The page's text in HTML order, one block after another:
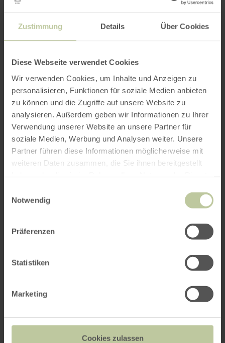
Zustimmung Details Über Cookies
Diese Webseite verwendet Cookies
Wir verwenden Cookies, um Inhalte und Anzeigen zu
personalisieren, Funktionen für soziale Medien anbieten
zu können und die Zugriffe auf unsere Website zu
analysieren. Außerdem geben wir Informationen zu Ihrer
Verwendung unserer Website an unsere Partner für
soziale Medien, Werbung und Analysen weiter. Unsere
Partner führen diese Informationen möglicherweise mit
weiteren Daten zusammen, die Sie ihnen bereitgestellt
Notwendig
Präferenzen
Statistiken
Marketing
Cookies zulassen
www.kölnticket.de
www.ticket-regional.de
info@monschau-festival.de
Parkmöglichkeiten
auf allen öffentlichen Parkplätzen in Monschau
Impressionen